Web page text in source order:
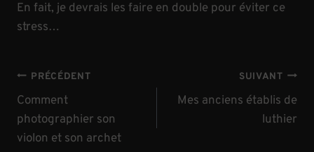
En fait, je devrais les faire en double pour éviter ce
stress…
Navigation
de
l’article
PRÉCÉDENT
Comment
photographier son
violon et son archet
SUIVANT
Mes anciens établis de
luthier